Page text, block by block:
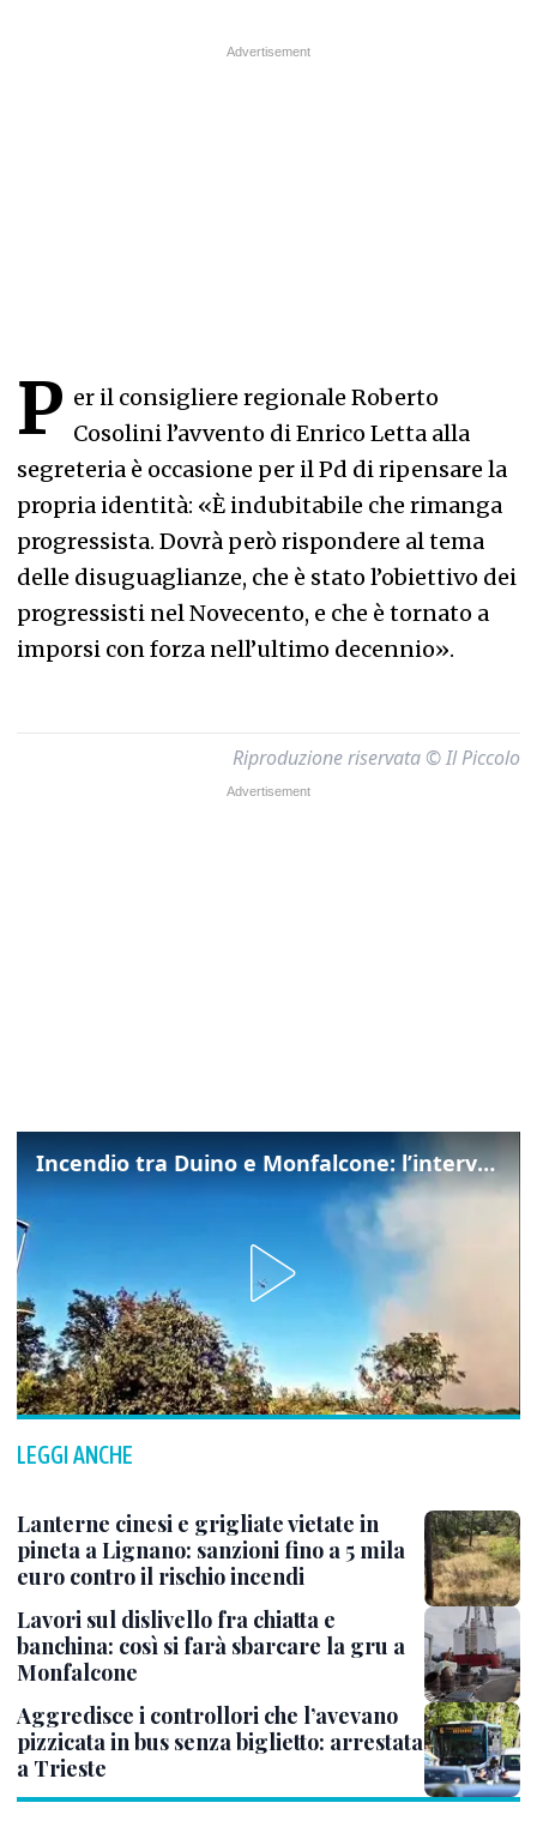
P er il consigliere regionale Roberto
Cosolini l’avvento di Enrico Letta alla
segreteria è occasione per il Pd di ripensare la
propria identità: «È indubitabile che rimanga
progressista. Dovrà però rispondere al tema
delle disuguaglianze, che è stato l’obiettivo dei
progressisti nel Novecento, e che è tornato a
imporsi con forza nell’ultimo decennio».
Riproduzione riservata © Il Piccolo
Incendio tra Duino e Monfalcone: l’intervento dei vigili del fuoco
LEGGI ANCHE
Lanterne cinesi e grigliate vietate in
pineta a Lignano: sanzioni fino a 5 mila
euro contro il rischio incendi
Lavori sul dislivello fra chiatta e
banchina: così si farà sbarcare la gru a
Monfalcone
Aggredisce i controllori che l’avevano
pizzicata in bus senza biglietto: arrestata
a Trieste